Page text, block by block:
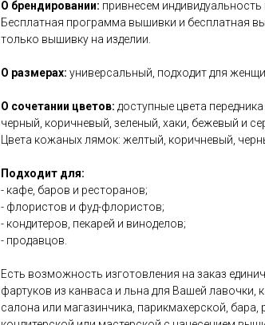
О брендировании: привнесем
Бесплатная программа вышивки и бесплатная
только вышивку на изделии.
О размерах: универсальный, подходит для
О сочетании цветов: доступные цвета
черный, коричневый, зеленый, хаки, бежевый и
Цвета кожаных лямок: желтый, коричневый,
Подходит для:
- кафе, баров и ресторанов;
- флористов и фуд-флористов;
- кондитеров, пекарей и виноделов;
- продавцов.
Есть возможность изготовления на заказ
фартуков из канваса и льна для Вашей лавочки,
салона или магазинчика, парикмахерской, бара,